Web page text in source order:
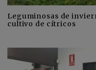
Leguminosas de
cultivo de cítricos